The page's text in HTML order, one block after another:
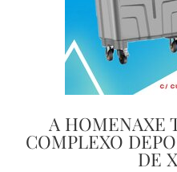
A HOMENAXE
COMPLEXO
DE